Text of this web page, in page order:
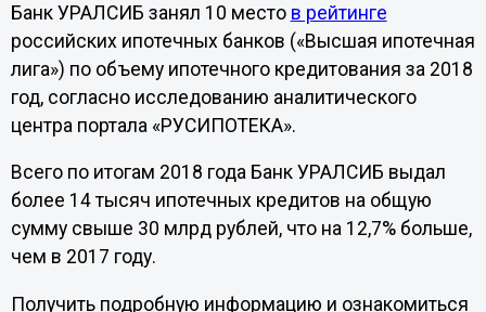
Банк УРАЛСИБ занял 10 место в рейтинге
российских ипотечных банков («Высшая ипотечная
лига») по объему ипотечного кредитования за 2018
год, согласно исследованию аналитического
центра портала «РУСИПОТЕКА».
Всего по итогам 2018 года Банк УРАЛСИБ выдал
более 14 тысяч ипотечных кредитов на общую
сумму свыше 30 млрд рублей, что на 12,7% больше,
чем в 2017 году.
Получить подробную информацию и ознакомиться